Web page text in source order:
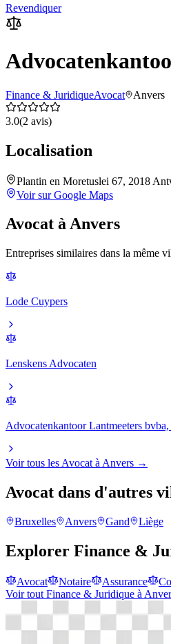
Revendiquer
Finance & JuridiqueAvocat Anvers
3.0(2 avis)
Localisation
Plantin en Moretuslei 67, 2018
Voir sur Google Maps
Avocat àAnvers
Entreprises similaires dans la même
Lode Cuypers
Lenskens Advocaten
Advocatenkantoor Lantmeeters
Voir tous les Avocat à Anvers →
Avocat dans d'autres
Bruxelles Anvers Gand Liège
Explorer Finance &
Avocat Notaire Assurance
Voir tout Finance & Juridique à